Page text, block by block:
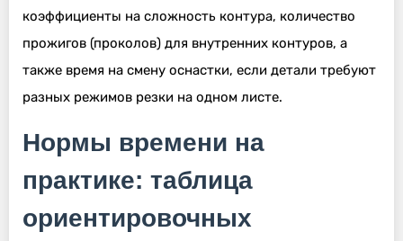
коэффициенты на сложность контура, количество
прожигов (проколов) для внутренних контуров, а
также время на смену оснастки, если детали требуют
разных режимов резки на одном листе.
Нормы времени на
практике: таблица
ориентировочных